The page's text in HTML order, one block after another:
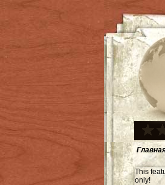
This
only!